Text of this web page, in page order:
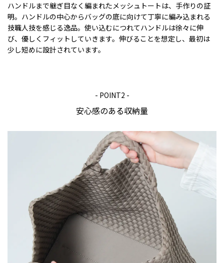
ハンドルまで継ぎ目なく編まれたメッシュトートは、手作りの証
明。ハンドルの中心からバッグの底に向けて丁寧に編み込まれる
技職人技を感じる逸品。使い込むにつれてハンドルは徐々に伸
び、優しくフィットしていきます。伸びることを想定し、最初は
少し短めに設計されています。
- POINT2 -
安心感のある収納量